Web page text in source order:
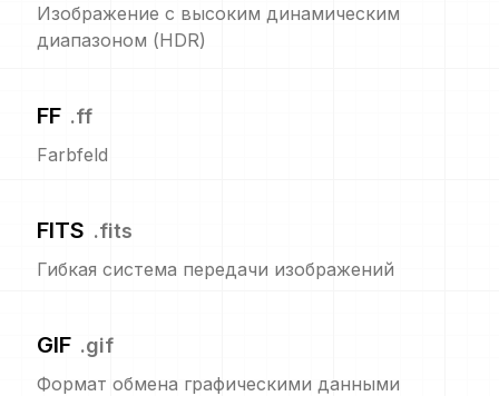
Изображение с высоким динамическим
диапазоном (HDR)
FF .ff
Farbfeld
FITS .fits
Гибкая система передачи изображений
GIF .gif
Формат обмена графическими данными